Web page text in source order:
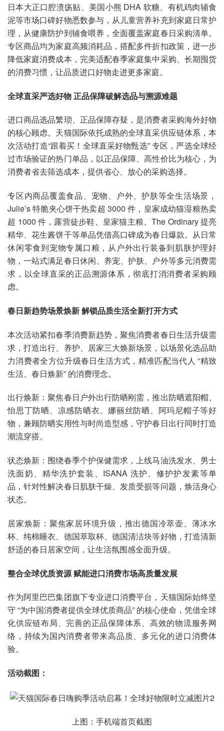
日本大正口腔溃疡贴、美国小熊 DHA 软糖、有机鸡肉辅食
泥等市场口碑好物悉数参与，从儿童营养补充到家庭日常护
理，从健康防护到辅食喂养，全面覆盖家庭春日采购清单。
专区商品均为家庭高频消耗品，搭配多件折扣政策，进一步
降低家庭消费成本，完美适配春季家庭集中采购、长期囤货
的消费习惯，让品质进口好物走进更多家庭。
全球直采严选好物 正品保障破解选品与溯源难题
进口商品选品繁琐、正品保障存疑，是消费者采购海外好物
的核心顾虑。天猫国际依托成熟的全球直采供应链体系，本
次活动打造“跟着买！全球直采好物甄选” 专区，严选全球经
过市场验证的热门单品，以正品保障、高性价比为核心，为
消费者省去筛选成本，提供省心、放心的采购选择。
专区内商品覆盖食品、宠物、户外、护肤等全生活场景，
Julie’s 特脆夹心饼干热卖超 3000 件，皇家成幼猫湿粮热卖
超 1000 件，露营徒步鞋、皇家猫主粮、The Ordinary 提亮
精华、花生酱饼干等单品凭借高口碑成为春日爆款。从日常
休闲零食到宠物专属口粮，从户外出行装备到肌肤护理好
物，一站式满足春日休闲、养宠、护肤、户外等多元消费需
求，以全球直采的正品溯源体系，彻底打消消费者采购顾
虑。
春日新趋势场景焕新 解锁品质生活全新打开方式
本次活动紧扣春季消费新趋势，聚焦消费者春日生活升级需
求，打造出行、养护、居家三大焕新场景，以场景化选品助
力消费者全方位升级春日生活方式，精准匹配当代人 “精致
生活、春日焕新” 的消费理念。
出行焕新：聚焦春日户外出行防晒刚需，推出防晒遮阳帽、
怡思丁防晒、凉感防晒衣、娜丽丝防晒、阿玛尼帽子等好
物，兼顾防晒实用性与时尚造型感，守护春日出行同时打造
潮流穿搭。
状态焕新：围绕春季个护保健需求，上线马油洗发水、男士
洗面奶、精华洗护套装、ISANA 洗护、修护护发素等单
品，针对性解决春日肌肤干燥、发质受损等问题，焕活身心
状态。
居家焕新：聚焦家居环境升级，推出德国冷萃壶、薄冰水
杯、纯棉睡衣、德国萃取杯、德国清洁块等好物，打造清新
舒适的春日居家空间，让生活氛围感全面升级。
整合全球优质资源 赋能进口消费市场高质量发展
作为阿里巴巴集团旗下专业进口消费平台，天猫国际始终坚
守 “为中国消费者提供全球优质商品” 的核心使命，凭借全球
化供应链布局、完善的正品保障体系、高效的物流服务网
络，持续为国内消费者带来高品质、多元化的进口消费体
验。
活动截图：
上图：手机端首页截图